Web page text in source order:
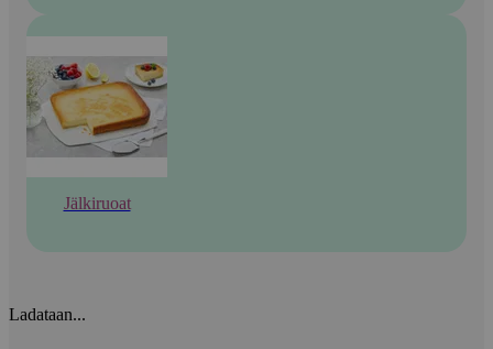
Jälkiruoat
Ladataan...